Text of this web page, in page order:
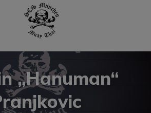
„Hanuman“
modal-check